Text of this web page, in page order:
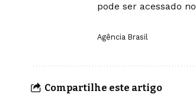
pode ser acessado no
Agência Brasil
Compartilhe este artigo